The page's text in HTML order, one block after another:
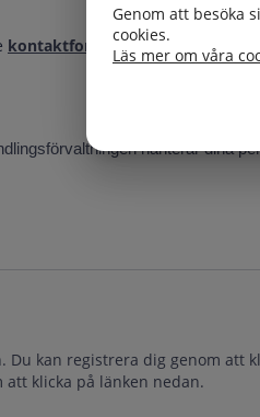
kontaktformulär.
hanterar dina
kan registrera dig genom att
klicka på länken nedan.
Genom att besöka
cookies.
Läs mer om våra